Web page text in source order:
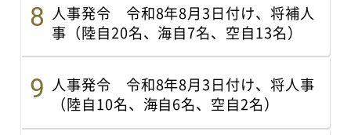
人事発令 令和8年8月3日付け、将補人
事（陸自20名、海自7名、空自13名）
人事発令 令和8年8月3日付け、将人事
（陸自10名、海自6名、空自2名）